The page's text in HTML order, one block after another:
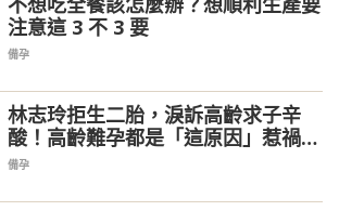
注意這 3 不 3 要
備孕
林志玲拒生二胎，淚訴高齡求子辛
酸！高齡難孕都是「這原因」惹禍，
醫提醒好孕秘訣
備孕